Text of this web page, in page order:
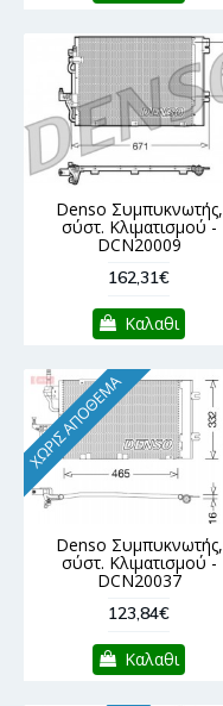
Denso Συμπυκνωτής,
σύστ. Κλιματισμού -
DCN20009
162,31€
Καλαθι
ΧΩΡΊΣ ΑΠΌΘΕΜΑ
Denso Συμπυκνωτής,
σύστ. Κλιματισμού -
DCN20037
123,84€
Καλαθι